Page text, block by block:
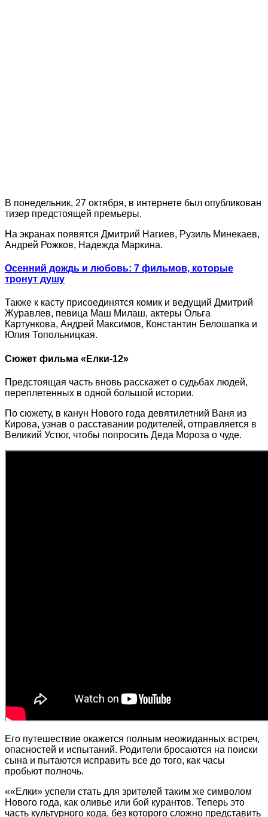
В понедельник, 27 октября, в интернете был опубликован
тизер предстоящей премьеры.
На экранах появятся Дмитрий Нагиев, Рузиль Минекаев,
Андрей Рожков, Надежда Маркина.
Осенний дождь и любовь: 7 фильмов, которые
тронут душу
Также к касту присоединятся комик и ведущий Дмитрий
Журавлев, певица Маш Милаш, актеры Ольга
Картункова, Андрей Максимов, Константин Белошапка и
Юлия Топольницкая.
Сюжет фильма «Елки-12»
Предстоящая часть вновь расскажет о судьбах людей,
переплетенных в одной большой истории.
По сюжету, в канун Нового года девятилетний Ваня из
Кирова, узнав о расставании родителей, отправляется в
Великий Устюг, чтобы попросить Деда Мороза о чуде.
Его путешествие окажется полным неожиданных встреч,
опасностей и испытаний. Родители бросаются на поиски
сына и пытаются исправить все до того, как часы
пробьют полночь.
««Елки» успели стать для зрителей таким же символом
Нового года, как оливье или бой курантов. Теперь это
часть культурного кода, без которого сложно представить